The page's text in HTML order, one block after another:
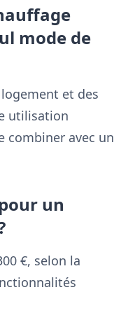
mode de
et des
utilisation
combiner avec un
un
€, selon la